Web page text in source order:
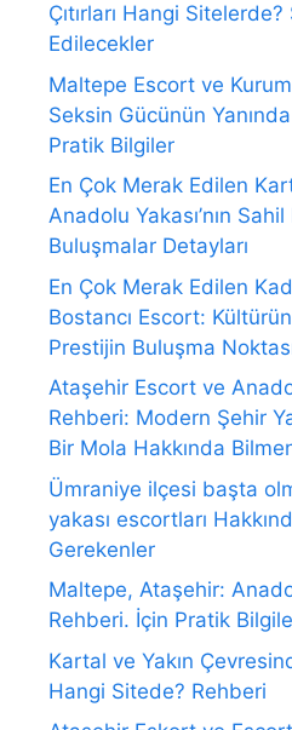
Çıtırları Hangi
Edilecekler
Maltepe Escort ve
Seksin Gücünün
Pratik Bilgiler
En Çok Merak Edilen
Anadolu Yakası’nın Sahil
Buluşmalar Detayları
En Çok Merak Edilen
Bostancı Escort:
Prestijin Buluşma
Ataşehir Escort ve
Rehberi: Modern Şehir
Bir Mola Hakkında
Ümraniye ilçesi başta
yakası escortları
Gerekenler
Maltepe, Ataşehir:
Rehberi. İçin Pratik
Kartal ve Yakın
Hangi Sitede? Rehberi